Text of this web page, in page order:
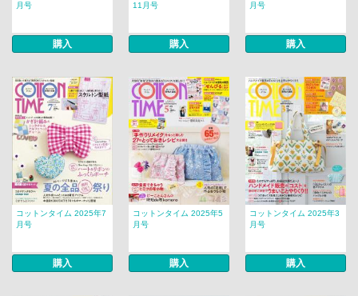
月号
購入
11月号
購入
月号
購入
コットンタイム 2025年7
月号
購入
コットンタイム 2025年5
月号
購入
コットンタイム 2025年3
月号
購入